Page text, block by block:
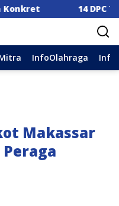
14 DPC Terima
InfoOlahraga
Makassar